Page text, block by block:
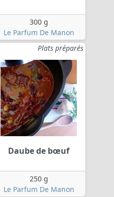
300 g
Le Parfum De Manon
Plats préparés
Daube de bœuf
250 g
Le Parfum De Manon